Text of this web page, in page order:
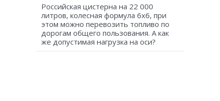
Российская цистерна на 22 000
литров, колесная формула 6х6, при
этом можно перевозить топливо по
дорогам общего пользования. А как
же допустимая нагрузка на оси?